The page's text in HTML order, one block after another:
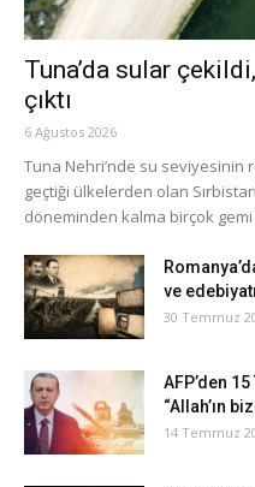
Tuna’da sular
çıktı
6 Ağustos 2026
Tuna Nehri’nde su
geçtiği ülkelerden olan
döneminden kalma birçok gemi
ve
30 Temmuz
AFP’den
“Allah’ın
14 Temmuz